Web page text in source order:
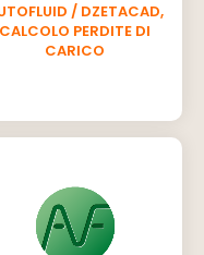
/ DZETACAD,
CALCOLO PERDITE DI
CARICO